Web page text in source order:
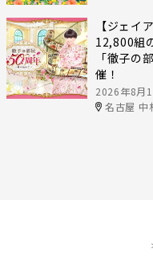
【ジェイ
12,800組
「徹子の
催！
2026年8月
名古屋 中